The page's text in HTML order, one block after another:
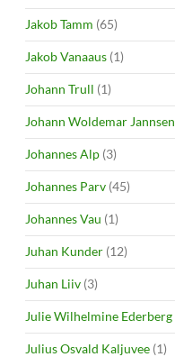
Jakob Tamm (65)
Jakob Vanaaus (1)
Johann Trull (1)
Johann Woldemar Jannsen
Johannes Alp (3)
Johannes Parv (45)
Johannes Vau (1)
Juhan Kunder (12)
Juhan Liiv (3)
Julie Wilhelmine Ederberg
Julius Osvald Kaljuvee (1)